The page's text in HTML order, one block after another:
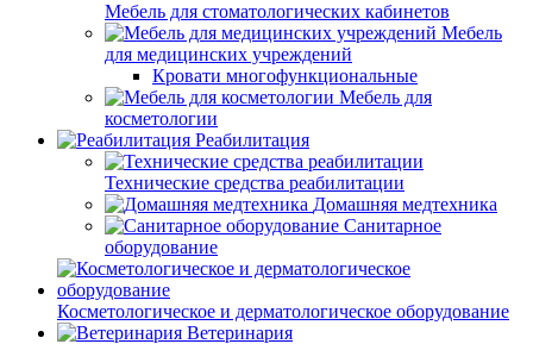
Мебель для стоматологических кабинетов
Мебель
для медицинских учреждений
Кровати многофункциональные
Мебель для
косметологии
Реабилитация
Технические средства реабилитации
Домашняя медтехника
Санитарное
оборудование
Косметологическое и дерматологическое оборудование
Ветеринария